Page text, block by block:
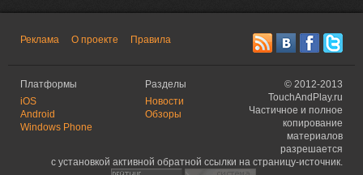
Реклама О проекте Правила
Платформы
iOS
Android
Windows Phone
Разделы
Новости
Обзоры
© 2012-2013
TouchAndPlay.ru
Частичное и полное
копирование
материалов
разрешается
с установкой активной обратной ссылки на страницу-источник.